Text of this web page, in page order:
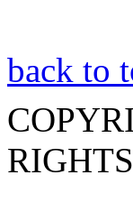
back to